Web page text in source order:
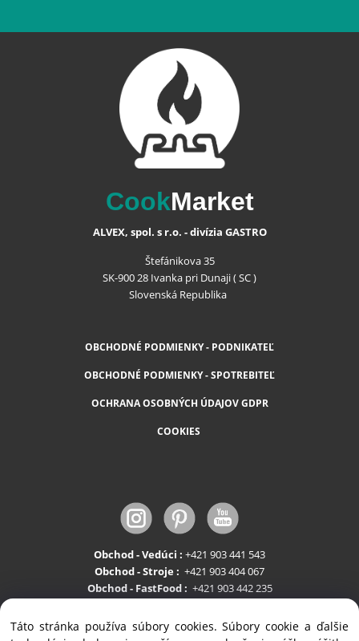
CookMarket
ALVEX, spol. s r.o. - divízia GASTRO
Štefánikova 35
SK-900 28 Ivanka pri Dunaji ( SC )
Slovenská Republika
OBCHODNÉ PODMIENKY - PODNIKATEĽ
OBCHODNÉ PODMIENKY - SPOTREBITEĽ
OCHRANA OSOBNÝCH ÚDAJOV GDPR
COOKIES
Obchod - Vedúci : +421 903 441 543
Obchod - Stroje : +421 903 404 067
Obchod - FastFood : +421 903 442 235
Táto stránka používa súbory cookies. Súbory cookie a ďalšie